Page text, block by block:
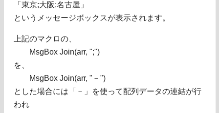
「東京;大阪;名古屋」
というメッセージボックスが表示されます。
上記のマクロの、
MsgBox Join(arr, ";")
を、
MsgBox Join(arr, "－")
とした場合には「－」を使って配列データの連結が行
われ